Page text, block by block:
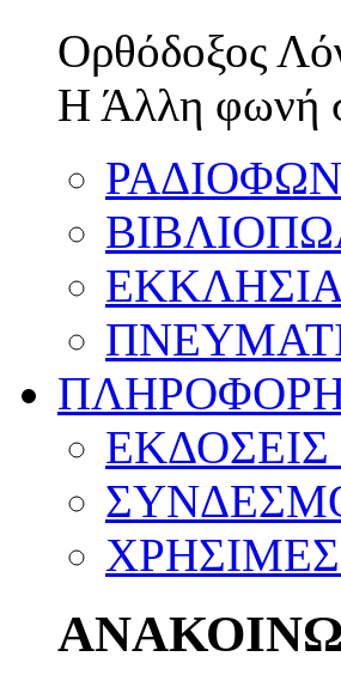
Ορθόδοξος
Η Άλλη φωνή